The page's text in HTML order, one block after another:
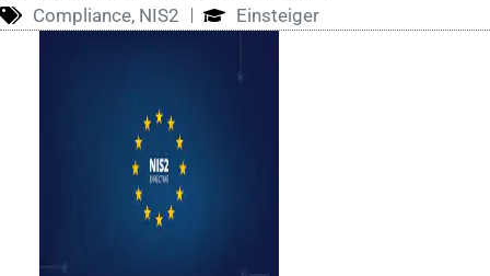
Compliance, NIS2 Einsteiger